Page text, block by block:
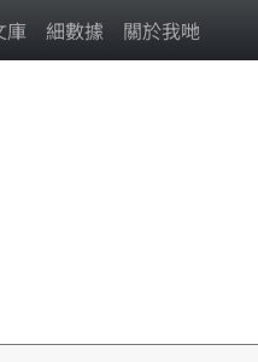
庫 細數據 關於我哋